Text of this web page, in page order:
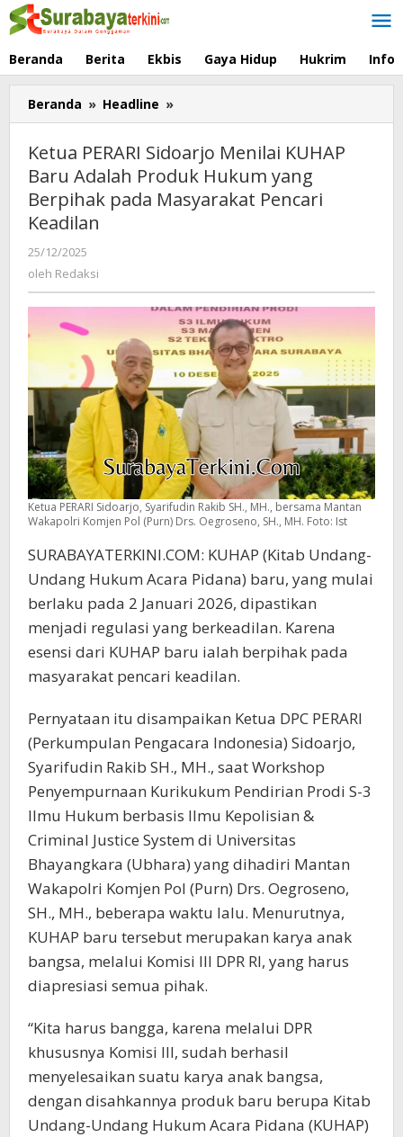
Lewati
ke
Beranda Berita Ekbis Gaya Hidup Hukrim Info
Beranda » Headline »
PERARI
Menilai
KUHAP
Baru
Berpihak
pada
Masyarakat
Pencari
Keadilan
Ketua PERARI Sidoarjo Menilai KUHAP
Baru Adalah Produk Hukum yang
Berpihak pada Masyarakat Pencari
Keadilan
25/12/2025
Redaksi
oleh Redaksi
Ketua PERARI Sidoarjo, Syarifudin Rakib SH., MH., bersama Mantan
Wakapolri Komjen Pol (Purn) Drs. Oegroseno, SH., MH. Foto: Ist
SURABAYATERKINI.COM: KUHAP (Kitab Undang-
Undang Hukum Acara Pidana) baru, yang mulai
berlaku pada 2 Januari 2026, dipastikan
menjadi regulasi yang berkeadilan. Karena
esensi dari KUHAP baru ialah berpihak pada
masyarakat pencari keadilan.
Pernyataan itu disampaikan Ketua DPC PERARI
(Perkumpulan Pengacara Indonesia) Sidoarjo,
Syarifudin Rakib SH., MH., saat Workshop
Penyempurnaan Kurikukum Pendirian Prodi S-3
Ilmu Hukum berbasis Ilmu Kepolisian &
Criminal Justice System di Universitas
Bhayangkara (Ubhara) yang dihadiri Mantan
Wakapolri Komjen Pol (Purn) Drs. Oegroseno,
SH., MH., beberapa waktu lalu. Menurutnya,
KUHAP baru tersebut merupakan karya anak
bangsa, melalui Komisi III DPR RI, yang harus
diapresiasi semua pihak.
“Kita harus bangga, karena melalui DPR
khususnya Komisi III, sudah berhasil
menyelesaikan suatu karya anak bangsa,
dengan disahkannya produk baru berupa Kitab
Undang-Undang Hukum Acara Pidana (KUHAP)